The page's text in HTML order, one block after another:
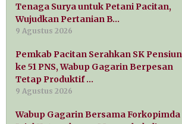
Tenaga Surya untuk Petani Pacitan,
Wujudkan Pertanian B…
9 Agustus 2026
Pemkab Pacitan Serahkan SK Pensiun
ke 51 PNS, Wabup Gagarin Berpesan
Tetap Produktif …
9 Agustus 2026
Wabup Gagarin Bersama Forkopimda